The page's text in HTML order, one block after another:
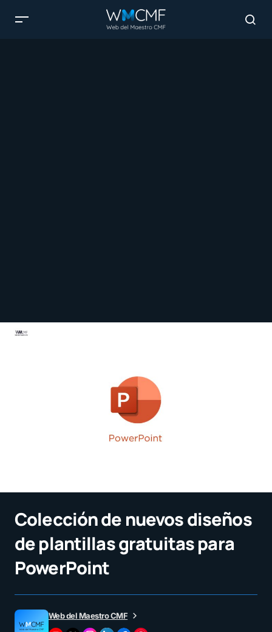
Colección de nuevos diseños
de plantillas gratuitas para
PowerPoint
Web del Maestro CMF